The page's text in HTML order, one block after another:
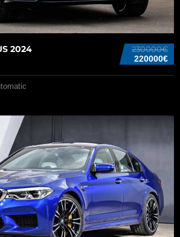
230000€
220000€
2024